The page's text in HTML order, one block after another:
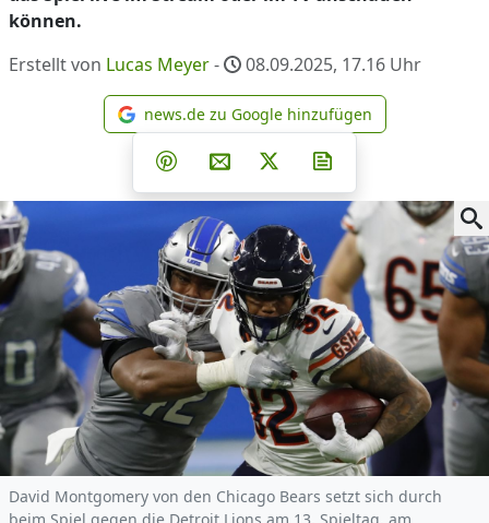
können.
Erstellt von Lucas Meyer- 08.09.2025, 17.16 Uhr
news.de zu Google
news.de zu Google hinzufügen
Teilen auf Facebook
Teilen auf Whatsapp
Teilen auf Telegram
Teilen auf Pinterest
Per E-Mail teilen
Post auf X
David Montgomery von den Chicago Bears setzt sich durch